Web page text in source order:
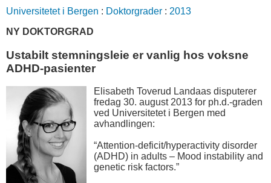
Universitetet i Bergen : Doktorgrader : 2013
NY DOKTORGRAD
Ustabilt stemningsleie er vanlig hos voksne
ADHD-pasienter
Elisabeth Toverud Landaas disputerer
fredag 30. august 2013 for ph.d.-graden
ved Universitetet i Bergen med
avhandlingen:
“Attention-deficit/hyperactivity disorder
(ADHD) in adults – Mood instability and
genetic risk factors.”